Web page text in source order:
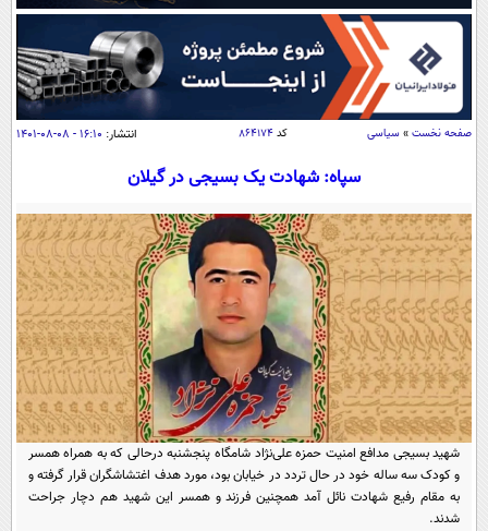
اوقات شرعی
سواد زندگی
اقتصاد
اقتصادی
جامعه
حوادث
سلامت
یک برش دانایی
محیط زیست
سفر و تفریح
بین الملل
سیاست خارجی
فرهنگ و هنر
علم و دانش
فناوری و It
علمی
اخبار کریپتو
قرآن
گوناگون
سرگرمی
باشگاه مغز
مجله تصویری سلاح
فیلم
اقتصاد
ورزش
عصر ایران 2
خواندنی ها و دیدنی ها
آموزش زبان
صفحه نخست » سیاسی کد ۸۶۴۱۷۴ انتشار: ۱۶:۱۰ - ۰۸-۰۸-۱۴۰۱
سپاه: شهادت یک بسیجی در گیلان
شهید بسیجی‌ مدافع امنیت حمزه علی‌نژاد شامگاه پنجشنبه درحالی که به همراه همسر
و کودک سه ساله خود در حال تردد در خیابان بود، مورد هدف اغتشاشگران قرار گرفته و
به مقام رفیع شهادت نائل آمد همچنین فرزند و همسر این شهید هم دچار جراحت
شدند.